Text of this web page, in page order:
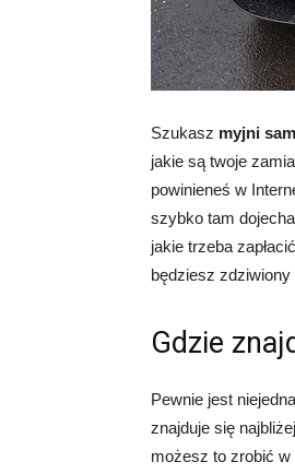
Szukasz myjni
jakie są twoje
powinieneś w
szybko tam
jakie trzeba
będziesz zdziwiony
Gdzie
Pewnie jest niejedna
znajduje się
możesz to zrobić